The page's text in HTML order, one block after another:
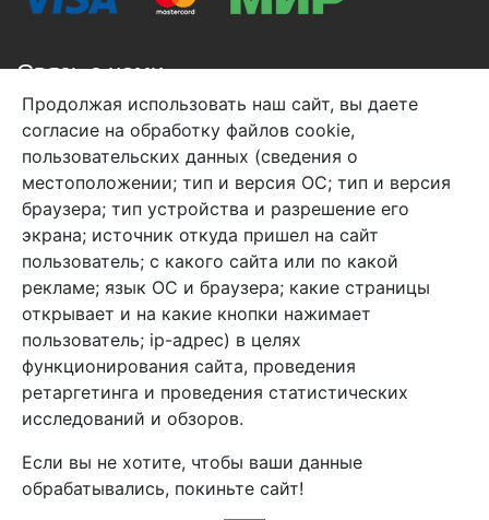
Связь с нами
+7 (495) 933-38-08
info@arben-textile.ru- оптовые продажи
Арбен текстиль г. Щелково, пер.
1-й Советский д.25, владение 2.
Мы в соц. сетях
2026 Copyright © Арбен
Продолжая использовать наш сайт, вы даете
согласие на обработку файлов cookie,
пользовательских данных (сведения о
местоположении; тип и версия ОС; тип и версия
браузера; тип устройства и разрешение его
экрана; источник откуда пришел на сайт
пользователь; с какого сайта или по какой
рекламе; язык ОС и браузера; какие страницы
открывает и на какие кнопки нажимает
пользователь; ip-адрес) в целях
функционирования сайта, проведения
ретаргетинга и проведения статистических
исследований и обзоров.
Если вы не хотите, чтобы ваши данные
обрабатывались, покиньте сайт!